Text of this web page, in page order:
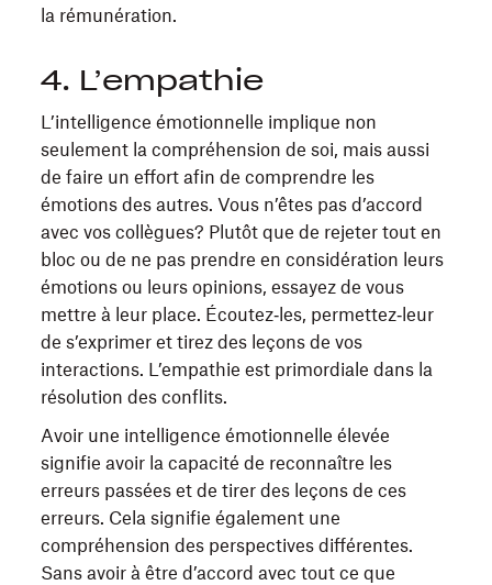
la rémunération.
4. L’empathie
L’intelligence émotionnelle implique non
seulement la compréhension de soi, mais aussi
de faire un effort afin de comprendre les
émotions des autres. Vous n’êtes pas d’accord
avec vos collègues? Plutôt que de rejeter tout en
bloc ou de ne pas prendre en considération leurs
émotions ou leurs opinions, essayez de vous
mettre à leur place. Écoutez‑les, permettez‑leur
de s’exprimer et tirez des leçons de vos
interactions. L’empathie est primordiale dans la
résolution des conflits.
Avoir une intelligence émotionnelle élevée
signifie avoir la capacité de reconnaître les
erreurs passées et de tirer des leçons de ces
erreurs. Cela signifie également une
compréhension des perspectives différentes.
Sans avoir à être d’accord avec tout ce que